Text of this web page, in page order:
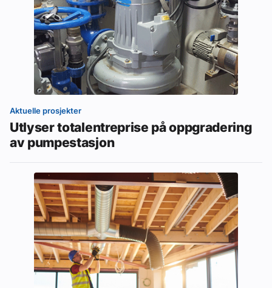
Aktuelle prosjekter
Utlyser totalentreprise på oppgradering
av pumpestasjon